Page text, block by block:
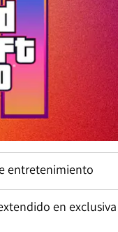
entretenimiento
en exclusiva